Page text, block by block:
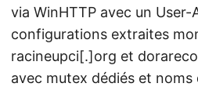
via WinHTTP avec un
configurations extraites
racineupci[.]org et
avec mutex dédiés et noms